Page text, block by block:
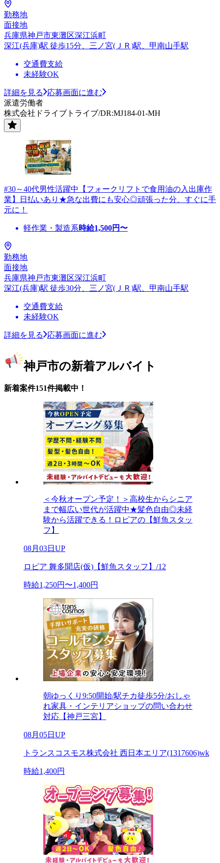
勤務地
面接地
兵庫県神戸市東灘区深江浜町
深江(兵庫)駅 徒歩15分、三ノ宮(ＪＲ)駅、甲南山手駅
交通費支給
未経験OK
詳細を見る
応募画面に進む
派遣労働者
株式会社ドライブトライブ/DR:MJ184-01-MH
#30～40代男性活躍中【フォークリフトで食用油の入出庫作
業】日払いあり★急な出費にも安心◎頑張った分、すぐに手
元に！
軽作業・製造系時給1,500円〜
勤務地
面接地
兵庫県神戸市東灘区深江浜町
深江(兵庫)駅 徒歩30分、三ノ宮(ＪＲ)駅、甲南山手駅
交通費支給
未経験OK
詳細を見る 応募画面に進む
神戸市の新着アルバイト
新着案件151件掲載中！
＜今秋オープン予定！＞高校生からシニア
まで幅広い世代が活躍中★髪色自由◎未経
験から活躍できる！ロピアの【鮮魚スタッ
フ】
08月03日UP
ロピア 舞多聞店(仮)【鮮魚スタッフ】/12
時給1,250円〜1,400円
朝ゆっくり9:50開始/駅チカ徒歩5分/おしゃ
れ家具・インテリアショップの問い合わせ
対応【神戸三宮】
08月05日UP
トランスコスモス株式会社 西日本エリア(1317606)wk
時給1,400円